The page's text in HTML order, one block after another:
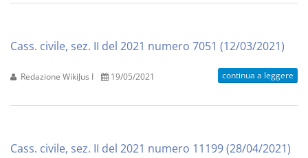
Cass. civile, sez. II del 2021 numero 7051 (12/03/2021)
Redazione WikiJus I 19/05/2021 continua a leggere
Cass. civile, sez. II del 2021 numero 11199 (28/04/2021)